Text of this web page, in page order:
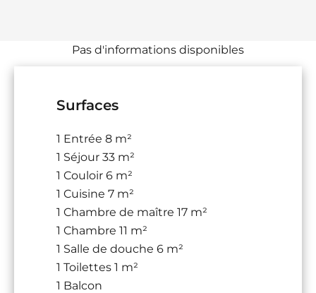
Pas d'informations disponibles
Surfaces
1 Entrée 8 m²
1 Séjour 33 m²
1 Couloir 6 m²
1 Cuisine 7 m²
1 Chambre de maître 17 m²
1 Chambre 11 m²
1 Salle de douche 6 m²
1 Toilettes 1 m²
1 Balcon